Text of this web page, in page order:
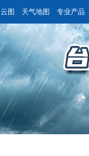
云图 天气地图 专业产品